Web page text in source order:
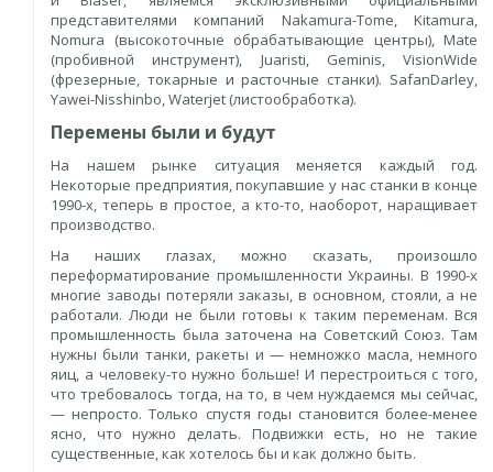
представителями компаний Nakamura-Tome, Kitamura,
Nomura (высокоточные обрабатывающие центры), Mate
(пробивной инструмент), Juaristi, Geminis, VisionWide
(фрезерные, токарные и расточные станки). SafanDarley,
Yawei-Nisshinbo, Waterjet (листообработка).
Перемены были и будут
На нашем рынке ситуация меняется каждый год.
Некоторые предприятия, покупавшие у нас станки в конце
1990-х, теперь в простое, а кто-то, наоборот, наращивает
производство.
На наших глазах, можно сказать, произошло
переформатирование промышленности Украины. В 1990-х
многие заводы потеряли заказы, в основном, стояли, а не
работали. Люди не были готовы к таким переменам. Вся
промышленность была заточена на Советский Союз. Там
нужны были танки, ракеты и — немножко масла, немного
яиц, а человеку-то нужно больше! И перестроиться с того,
что требовалось тогда, на то, в чем нуждаемся мы сейчас,
— непросто. Только спустя годы становится более-менее
ясно, что нужно делать. Подвижки есть, но не такие
существенные, как хотелось бы и как должно быть.